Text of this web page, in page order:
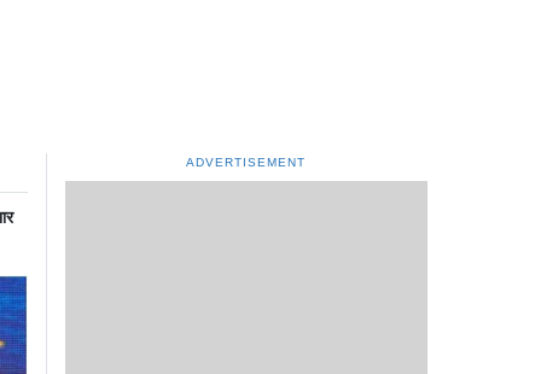
ADVERTISEMENT